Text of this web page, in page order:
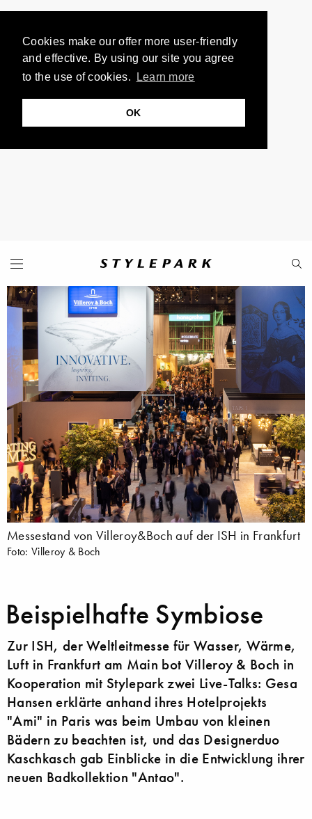
Cookies make our offer more user-friendly
and effective. By using our site you agree
to the use of cookies.
Learn more
OK
Messestand von Villeroy&Boch auf der ISH in Frankfurt
Foto: Villeroy & Boch
Beispielhafte Symbiose
Zur ISH, der Weltleitmesse für Wasser, Wärme,
Luft in Frankfurt am Main bot Villeroy & Boch in
Kooperation mit Stylepark zwei Live-Talks: Gesa
Hansen erklärte anhand ihres Hotelprojekts
"Ami" in Paris was beim Umbau von kleinen
Bädern zu beachten ist, und das Designerduo
Kaschkasch gab Einblicke in die Entwicklung ihrer
neuen Badkollektion "Antao".